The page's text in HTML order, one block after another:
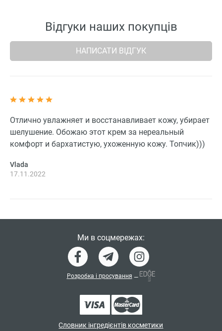
Відгуки наших покупців
НАПИСАТИ ВІДГУК
Отлично увлажняет и восстанавливает кожу, убирает
шелушение. Обожаю этот крем за нереальный
комфорт и бархатистую, ухоженную кожу. Топчик)))
Vlada
17.11.2022
Словник інгредієнтів косметики
Ми в соцмережах:
Розробка і просування —